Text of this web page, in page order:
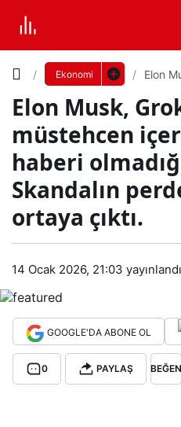
Ekonomi
Elon
etti!
çıktı.
Elon Musk,
müstehcen
haberi
Skandalın
ortaya çıktı.
14 Ocak 2026, 21:03 yayınlandı
GOOGLE'DA ABONE OL
0 PAYLAŞ BEĞEN
Elon
k,
Gro
k’un
müs
Yazı
Boyutunu
Ayarla
dön